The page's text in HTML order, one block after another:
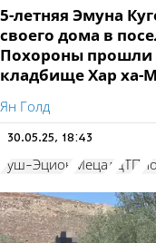
5-летняя Эмуна
своего дома в
Похороны прошли
кладбище Хар ха-
Ян Голд
30.05.25, 18:43
Гуш-Эцион Мецад ДТП